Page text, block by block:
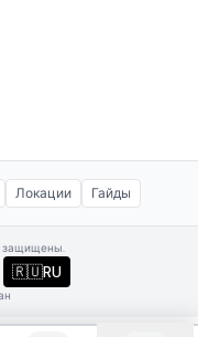
Локации Гайды
защищены.
🇷🇺RU